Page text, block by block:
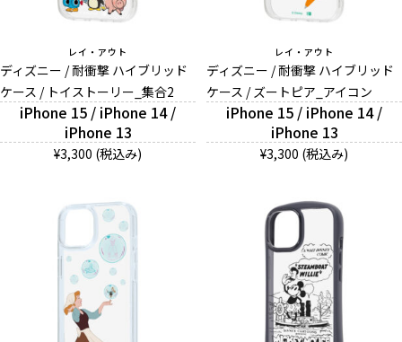
レイ・アウト
ディズニー / 耐衝撃 ハイブリッド
ケース / トイストーリー_集合2
iPhone 15 / iPhone 14 /
iPhone 13
¥3,300 (税込み)
レイ・アウト
ディズニー / 耐衝撃 ハイブリッド
ケース / ズートピア_アイコン
iPhone 15 / iPhone 14 /
iPhone 13
¥3,300 (税込み)